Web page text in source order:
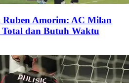
Ruben Amorim: AC Milan
Total dan Butuh Waktu